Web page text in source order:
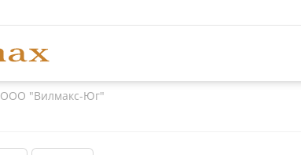
ООО "Вилмакс-Юг"